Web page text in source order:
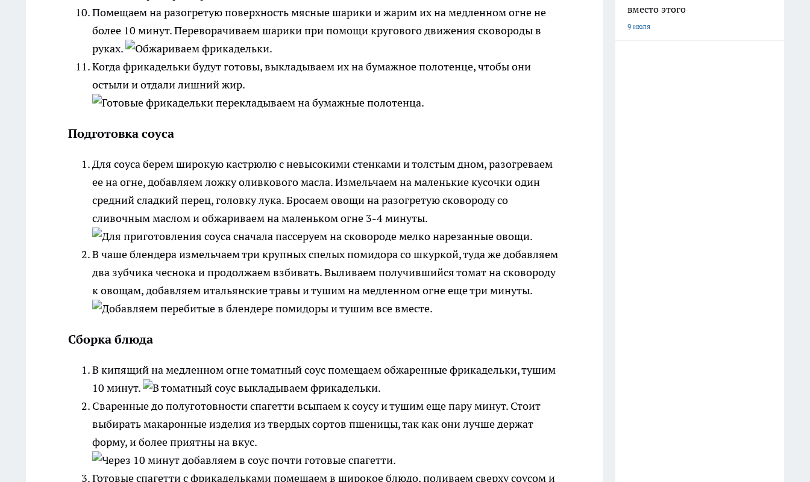
Помещаем на разогретую поверхность мясные шарики и жарим их на медленном огне не
более 10 минут. Переворачиваем шарики при помощи кругового движения сковороды в
руках.
Когда фрикадельки будут готовы, выкладываем их на бумажное полотенце, чтобы они
остыли и отдали лишний жир.
Подготовка соуса
Для соуса берем широкую кастрюлю с невысокими стенками и толстым дном, разогреваем
ее на огне, добавляем ложку оливкового масла. Измельчаем на маленькие кусочки один
средний сладкий перец, головку лука. Бросаем овощи на разогретую сковороду со
сливочным маслом и обжариваем на маленьком огне 3-4 минуты.
В чаше блендера измельчаем три крупных спелых помидора со шкуркой, туда же добавляем
два зубчика чеснока и продолжаем взбивать. Выливаем получившийся томат на сковороду
к овощам, добавляем итальянские травы и тушим на медленном огне еще три минуты.
Сборка блюда
В кипящий на медленном огне томатный соус помещаем обжаренные фрикадельки, тушим
10 минут.
Сваренные до полуготовности спагетти всыпаем к соусу и тушим еще пару минут. Стоит
выбирать макаронные изделия из твердых сортов пшеницы, так как они лучше держат
форму, и более приятны на вкус.
Готовые спагетти с фрикадельками помещаем в широкое блюдо, поливаем сверху соусом и
вместо этого
9 июля